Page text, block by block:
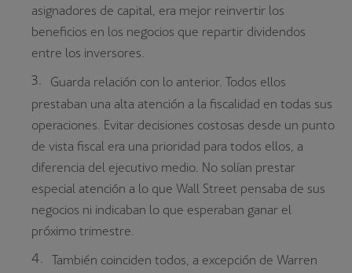
asignadores de capital, era mejor reinvertir los
beneficios en los negocios que repartir dividendos
entre los inversores.
Guarda relación con lo anterior. Todos ellos
prestaban una alta atención a la fiscalidad en todas sus
operaciones. Evitar decisiones costosas desde un punto
de vista fiscal era una prioridad para todos ellos, a
diferencia del ejecutivo medio. No solían prestar
especial atención a lo que Wall Street pensaba de sus
negocios ni indicaban lo que esperaban ganar el
próximo trimestre.
También coinciden todos, a excepción de Warren